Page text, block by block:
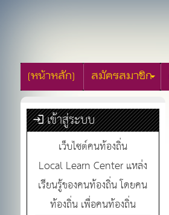
[หน้าหลัก] สมัครสมาชิก
เข้าสู่ระบบ
เว็บไซต์คนท้องถิ่น
Local Learn Center แหล่ง
เรียนรู้ของคนท้องถิ่น โดยคน
ท้องถิ่น เพื่อคนท้องถิ่น